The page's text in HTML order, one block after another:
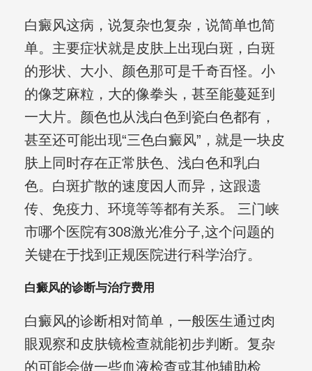
白癜风这病，说复杂也复杂，说简单也简
单。主要症状就是皮肤上出现白斑，白斑
的形状、大小、颜色那可是千奇百怪。小
的像芝麻粒，大的像拳头，甚至能蔓延到
一大片。颜色也从浅白色到瓷白色都有，
甚至还可能出现“三色白癜风”，就是一块皮
肤上同时存在正常肤色、浅白色和乳白
色。白斑扩散的速度因人而异，这跟遗
传、免疫力、环境等等都有关系。 三门峡
市哪个医院有308激光准分子,这个问题的
关键在于找到正规医院进行科学治疗。
白癜风的诊断与治疗费用
白癜风的诊断相对简单，一般医生通过肉
眼观察和皮肤镜检查就能初步判断。复杂
的可能会做一些血液检查或其他辅助检